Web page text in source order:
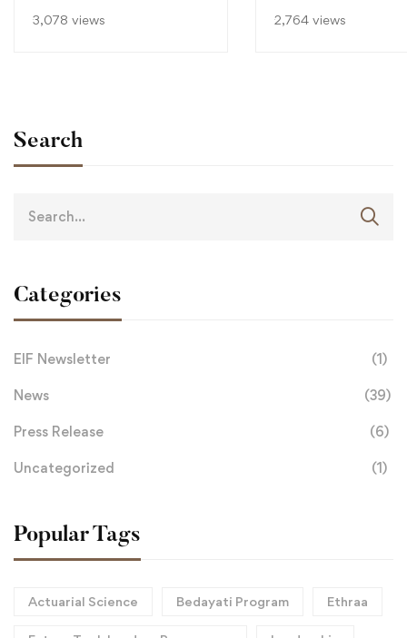
3,078 views
2,764 views
Search
Categories
EIF Newsletter (1)
News (39)
Press Release (6)
Uncategorized (1)
Popular Tags
Actuarial Science Bedayati Program Ethraa